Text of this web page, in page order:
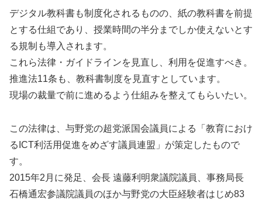
デジタル教科書も制度化されるものの、紙の教科書を前提
とする仕組であり、授業時間の半分までしか使えないとす
る規制も導入されます。
これら法律・ガイドラインを見直し、利用を促進すべき。
推進法11条も、教科書制度を見直すとしています。
現場の裁量で前に進めるよう仕組みを整えてもらいたい。
この法律は、与野党の超党派国会議員による「教育におけ
るICT利活用促進をめざす議員連盟」が策定したもので
す。
2015年2月に発足、会長 遠藤利明衆議院議員、事務局長
石橋通宏参議院議員のほか与野党の大臣経験者はじめ83